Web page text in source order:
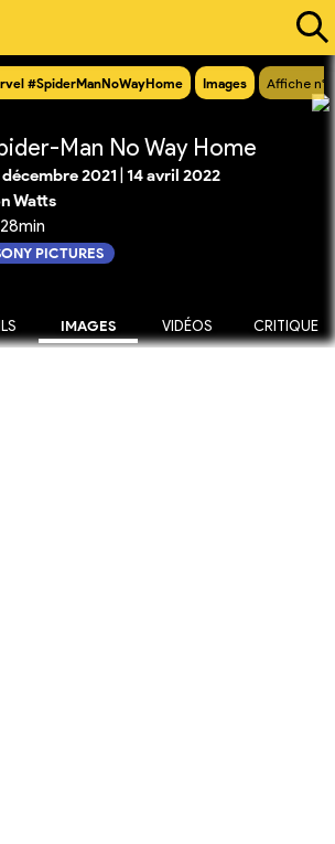
#SpiderManNoWayHome Images Affiche
Man No Way Home
décembre 2021 14 avril 2022
Watts
PICTURES
IMAGES VIDÉOS CRITIQUE